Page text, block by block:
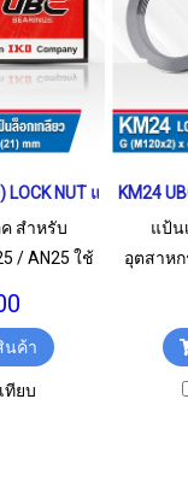
LOCK NUT แป้นเกลียวล็
สำหรับ
/ AN25 ใช้
นค้า
ทียบ
KM24
แป้น
อุตสาหก